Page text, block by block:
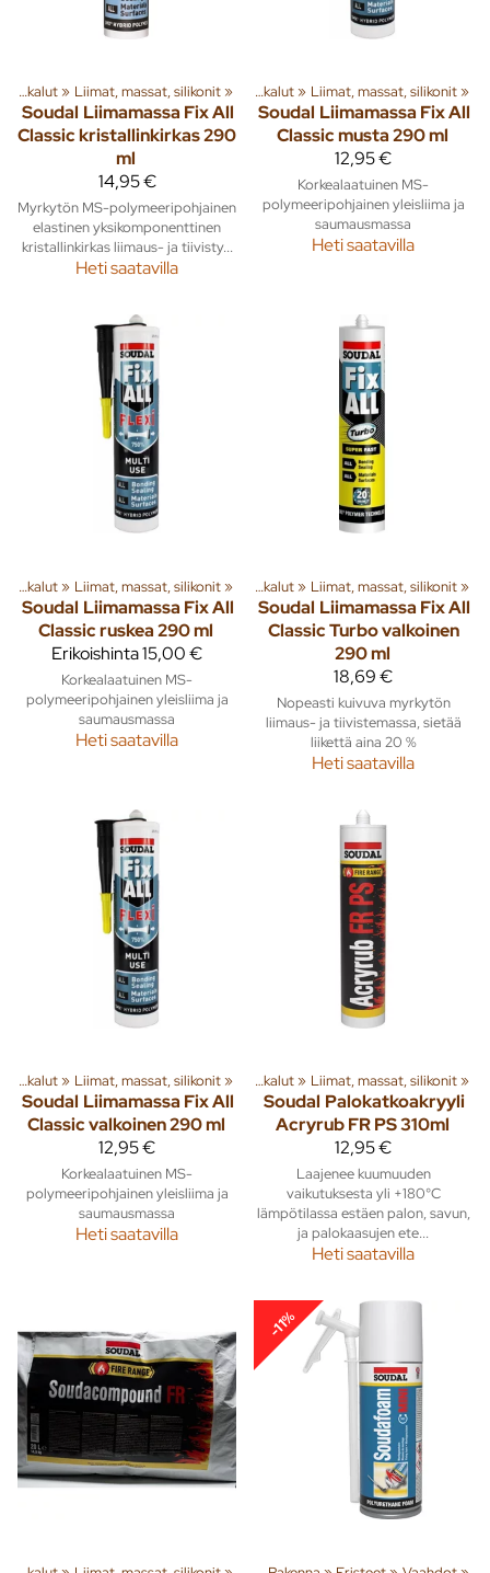
Pienkoneet ja työkalut‪» Liimat, massat, silikonit‪»
Soudal Liimamassa Fix All
Classic kristallinkirkas 290
ml
14,95 €
Myrkytön MS-polymeeripohjainen
elastinen yksikomponenttinen
kristallinkirkas liimaus- ja tiivisty...
Heti saatavilla
tuotteita ‪»Rakenna‪» Pienkoneet ja työkalut‪» Liimat, massat, silikonit‪»
Soudal Liimamassa Fix All
Classic musta 290 ml
12,95 €
Korkealaatuinen MS-
polymeeripohjainen yleisliima ja
saumausmassa
Heti saatavilla
Pienkoneet ja työkalut‪» Liimat, massat, silikonit‪»
Soudal Liimamassa Fix All
Classic ruskea 290 ml
Erikoishinta15,00 €
Korkealaatuinen MS-
polymeeripohjainen yleisliima ja
saumausmassa
Heti saatavilla
tuotteita ‪»Rakenna‪» Pienkoneet ja työkalut‪» Liimat, massat, silikonit‪»
Soudal Liimamassa Fix All
Classic Turbo valkoinen
290 ml
18,69 €
Nopeasti kuivuva myrkytön
liimaus- ja tiivistemassa, sietää
liikettä aina 20 %
Heti saatavilla
Pienkoneet ja työkalut‪» Liimat, massat, silikonit‪»
Soudal Liimamassa Fix All
Classic valkoinen 290 ml
12,95 €
Korkealaatuinen MS-
polymeeripohjainen yleisliima ja
saumausmassa
Heti saatavilla
tuotteita ‪»Rakenna‪» Pienkoneet ja työkalut‪» Liimat, massat, silikonit‪»
Soudal Palokatkoakryyli
Acryrub FR PS 310ml
12,95 €
Laajenee kuumuuden
vaikutuksesta yli +180°C
lämpötilassa estäen palon, savun,
ja palokaasujen ete...
Heti saatavilla
-11%